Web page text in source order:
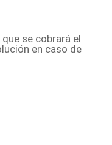
se cobrará el
en caso de